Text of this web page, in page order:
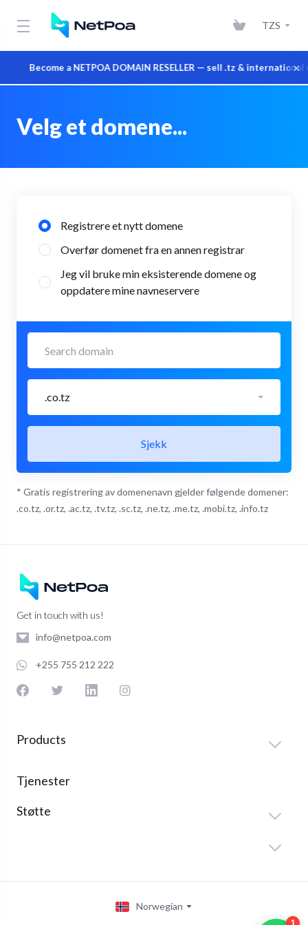
Become a NETPOA DOMAIN RESELLER — sell .tz & ×
TZS
Velg et domene...
Registrere et nytt domene
Overfør domenet fra en annen registrar
Jeg vil bruke min eksisterende domene og
oppdatere mine navneservere
.co.tz
Sjekk
* Gratis registrering av domenenavn gjelder følgende domener:
.co.tz, .or.tz, .ac.tz, .tv.tz, .sc.tz, .ne.tz, .me.tz, .mobi.tz, .info.tz
Get in touch with us!
info@netpoa.com
+255 755 212 222
Products
Tjenester
Støtte
Norwegian
1